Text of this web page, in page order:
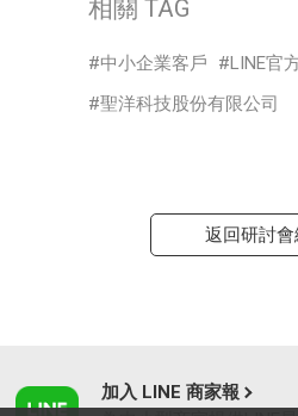
相關 TAG
中小企業客戶 LINE官
聖洋科技股份有限公司
返回研討會
加入 LINE 商家報